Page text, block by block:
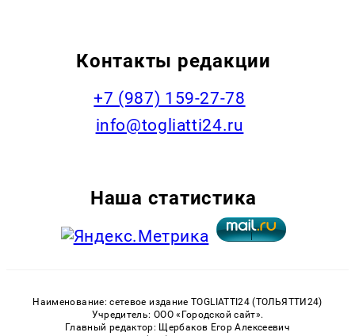
Контакты редакции
+7 (987) 159-27-78
info@togliatti24.ru
Наша статистика
Наименование: сетевое издание TOGLIATTI24 (ТОЛЬЯТТИ24)
Учредитель: ООО «Городской сайт».
Главный редактор: Щербаков Егор Алексеевич